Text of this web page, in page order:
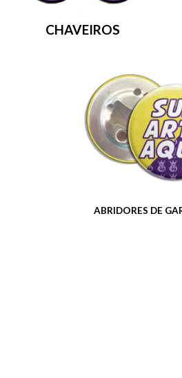
CHAVEIROS
ABRIDORES DE